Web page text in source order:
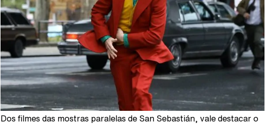
Dos filmes das mostras paralelas de San Sebastián, vale destacar o